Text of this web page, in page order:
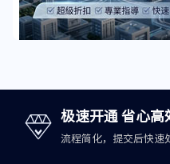
极速开通 省心高
流程简化，提交后快速